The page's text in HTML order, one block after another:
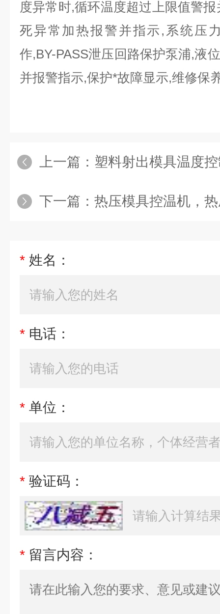
度异常时,循环温度超过上限值警
死异常加热报警并指示,系统压
作,BY-PASS泄压回路保护泵浦,液
并报警指示,保护*故障显示,维修保
上一篇： 塑料射出模具温度
下一篇： 热压模具控温机，
* 姓名：
* 电话：
* 单位：
* 验证码：
* 留言内容：